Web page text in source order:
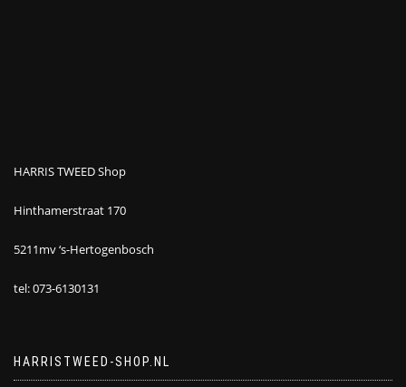
HARRIS TWEED Shop
Hinthamerstraat 170
5211mv ‘s-Hertogenbosch
tel: 073-6130131
HARRISTWEED-SHOP.NL